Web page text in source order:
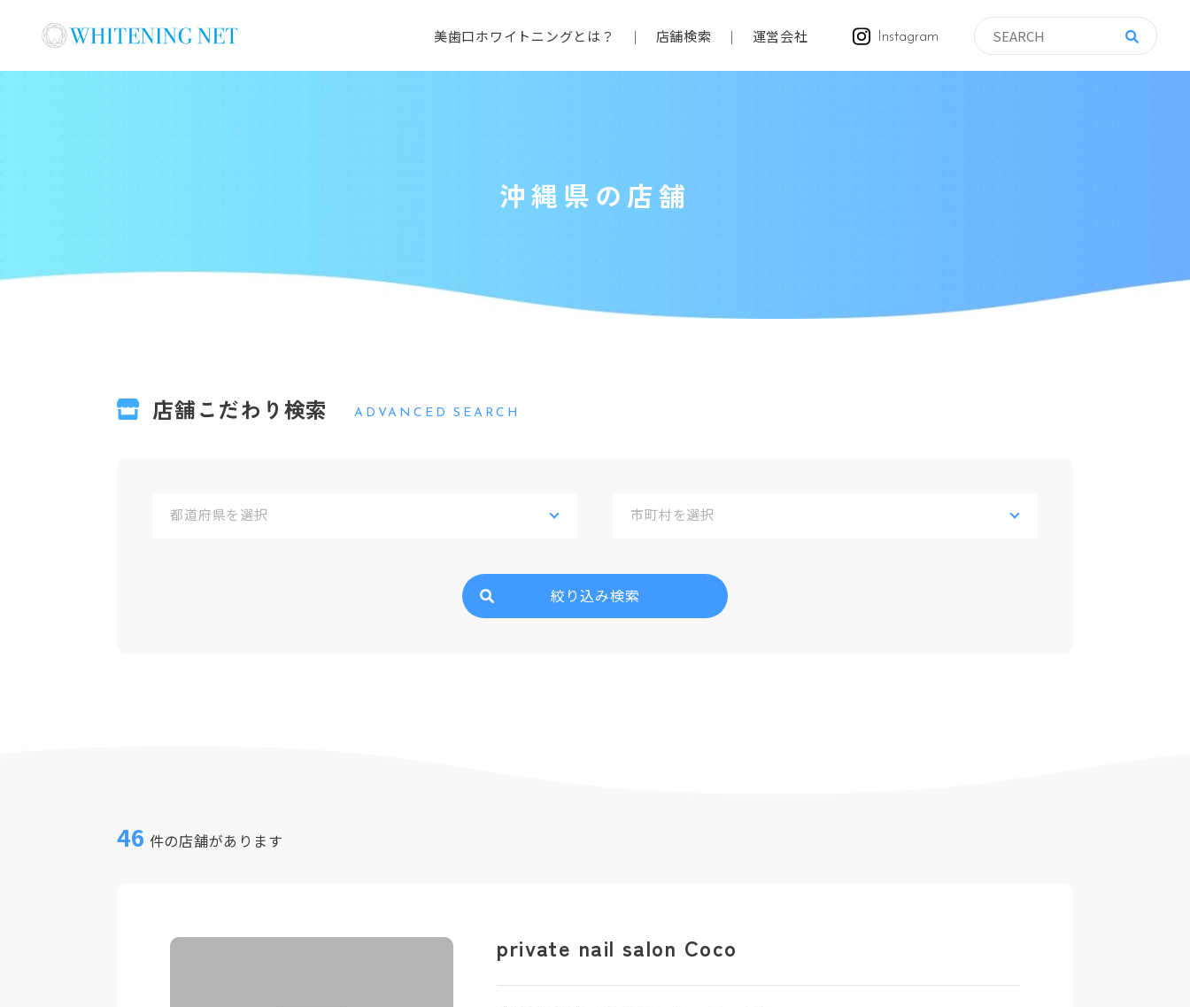
美歯口ホワイトニングとは？ 店舗検索 運営会社 Instagram
沖縄県の店舗
店舗こだわり検索 ADVANCED SEARCH
絞り込み検索
46 件の店舗があります
private nail salon Coco